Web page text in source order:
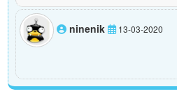
ninenik 13-03-2020